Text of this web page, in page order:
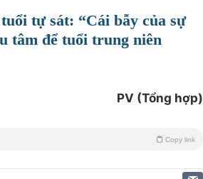
tự sát: “Cái bẫy của sự
tâm để tuổi trung niên
PV (Tổng hợp)
Copy link